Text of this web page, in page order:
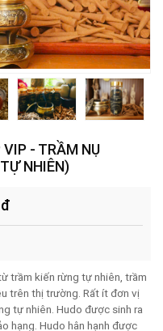
VIP - TRẦM NỤ
NHIÊN)
đ
trầm kiến rừng tự nhiên, trầm
trên thị trường. Rất ít đơn vị
tự nhiên. Hudo được sinh ra
hạng. Hudo hân hạnh được